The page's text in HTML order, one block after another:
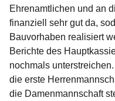
Ehrenamtlichen und an
finanziell sehr gut da,
Bauvorhaben realisiert
Berichte des
nochmals
die erste
die Damenmannschaft